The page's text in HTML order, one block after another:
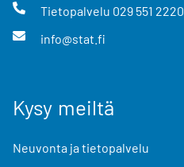
Tietopalvelu 029 551 2220
info@stat.fi
Kysy meiltä
Neuvonta ja tietopalvelu